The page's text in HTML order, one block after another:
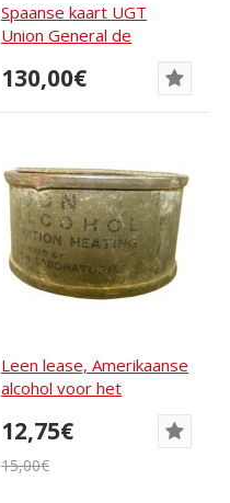
Spaanse kaart UGT
Union General de
Madrid....
130,00€
Leen lease, Amerikaanse
alcohol voor het
12,75€
15,00€